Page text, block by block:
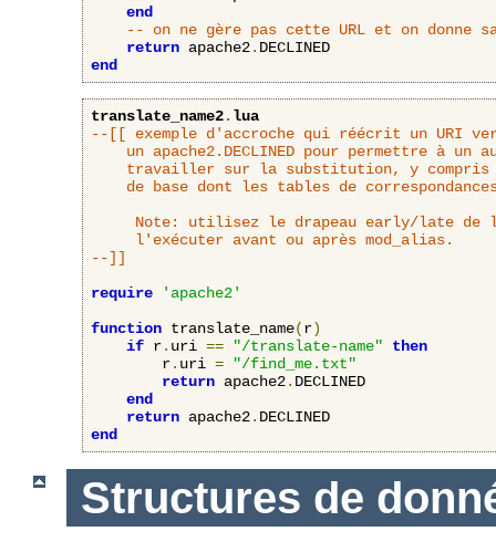
end
-- on ne gère pas cette URL et on donne
return apache2.
end
translate_name2.lua
--[[ exemple d'accroche qui réécrit un URI
Note: utilisez le drapeau early/late de
     l'exécuter avant ou après mod_alias.
--]]
require
'apache2'
function translate_name(r)
if r. uri == "/translate-name"
then
        r
. uri =
"/find_me.txt"
return apache2. DECLINED
end
return apache2.
end
Structures de